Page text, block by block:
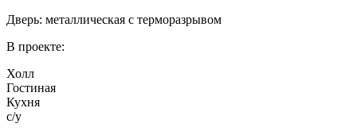
Дверь: металлическая с терморазрывом
В проекте:
Холл
Гостиная
Кухня
с/у